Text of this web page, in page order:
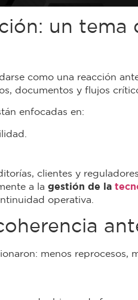
un tema
como una reacción
documentos y flujos
enfocadas en:
clientes y reguladores.
a la gestión de la
operativa.
menos reprocesos,